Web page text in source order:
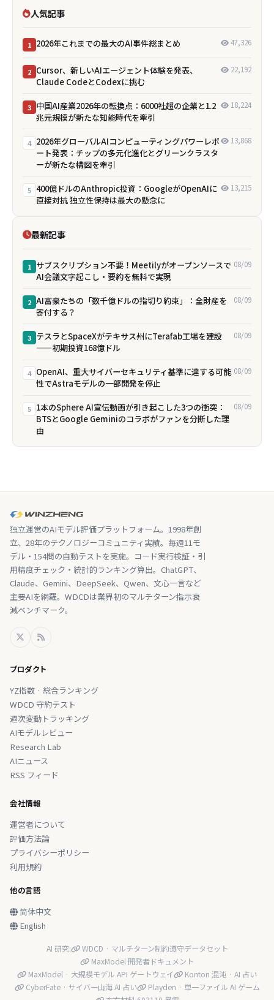
人気記事
1 2026年これまでの最大のAI事件総まとめ 47,326
2 Cursor、新しいAIエージェント体験を発表、
Claude CodeとCodexに挑む
22,192
3 中国AI産業2026年の転換点：6000社超の企業と1.2
兆元規模が新たな知能時代を牽引
18,224
4 2026年グローバルAIコンピューティングパワーレポ
ート発表：チップの多元化進化とグリーンクラスタ
ーが新たな構図を牽引
13,868
5 400億ドルのAnthropic投資：GoogleがOpenAIに
直接対抗 独立性保持は最大の懸念に
13,215
最新記事
1 サブスクリプション不要！Meetilyがオープンソースで
AI会議文字起こし・要約を無料で実現
08/09
2 AI富豪たちの「数千億ドルの指切り約束」：全財産を
寄付する？
08/09
3 テスラとSpaceXがテキサス州にTerafab工場を建設
——初期投資168億ドル
08/09
4 OpenAI、重大サイバーセキュリティ基準に達する可能
性でAstraモデルの一部開発を停止
08/09
5 1本のSphere AI宣伝動画が引き起こした3つの衝突：
BTSとGoogle Geminiのコラボがファンを分断した理
由
08/09
独立運営のAIモデル評価プラットフォーム。1998年創
立、28年のテクノロジーコミュニティ実績。毎週11モ
デル・154問の自動テストを実施。コード実行検証・引
用精度チェック・統計的ランキング算出。ChatGPT、
Claude、Gemini、DeepSeek、Qwen、文心一言など
主要AIを網羅。WDCDは業界初のマルチターン指示衰
減ベンチマーク。
プロダクト
YZ指数 · 総合ランキング
WDCD 守約テスト
週次変動トラッキング
AIモデルレビュー
Research Lab
AIニュース
RSS フィード
会社情報
運営者について
評価方法論
プライバシーポリシー
利用規約
他の言語
简体中文
English
AI 研究:
WDCD · マルチターン制約遵守データセット
MaxModel 開発者ドキュメント
MaxModel · 大規模モデル API ゲートウェイ
Konton 混沌 · AI 占い
CyberFate · サイバー山海 AI 占い
Playden · 単一ファイル AI ゲーム